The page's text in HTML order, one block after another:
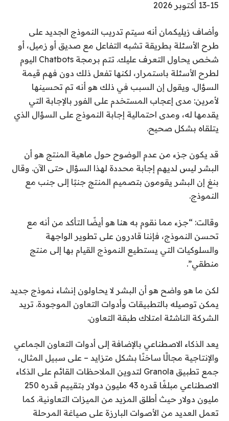
13-15 أكتوبر 2026
وأضاف زيليكمان أنه سيتم تدريب النموذج الجديد على
طرح الأسئلة بطريقة تشبه التفاعل مع صديق أو زميل، أو
شخص يحاول التعرف عليك. تتم برمجة Chatbots اليوم
لطرح الأسئلة باستمرار، لكنها تفعل ذلك دون فهم قيمة
السؤال. ويقول إن السبب في ذلك هو أنه تم تحسينها
لأمرين: مدى إعجاب المستخدم على الفور بالإجابة التي
يقدمها له، ومدى احتمالية إجابة النموذج على السؤال الذي
يتلقاه بشكل صحيح.
قد يكون جزء من عدم الوضوح حول ماهية المنتج هو أن
البشر ليس لديهم إجابة محددة لهذا السؤال حتى الآن. وقال
بنغ إن البشر يقومون بتصميم المنتج جنبًا إلى جنب مع
النموذج.
وقالت: “جزء مما نقوم به هنا هو أيضًا التأكد من أنه مع
تحسن النموذج، فإننا قادرون على تطوير الواجهة
والسلوكيات التي يستطيع النموذج القيام بها إلى منتج
منطقي”.
لكن ما هو واضح هو أن البشر لا يحاولون إنشاء نموذج جديد
يمكن توصيله بالتطبيقات وأدوات التعاون الموجودة. تريد
الشركة الناشئة امتلاك طبقة التعاون.
يعد الذكاء الاصطناعي بالإضافة إلى أدوات التعاون الجماعي
والإنتاجية مجالًا ساخنًا بشكل متزايد – على سبيل المثال،
جمع تطبيق Granola لتدوين الملاحظات القائم على الذكاء
الاصطناعي مبلغًا قدره 43 مليون دولار بتقييم قدره 250
مليون دولار حيث أطلق المزيد من الميزات التعاونية. كما
تعمل العديد من الأصوات البارزة على صياغة المرحلة